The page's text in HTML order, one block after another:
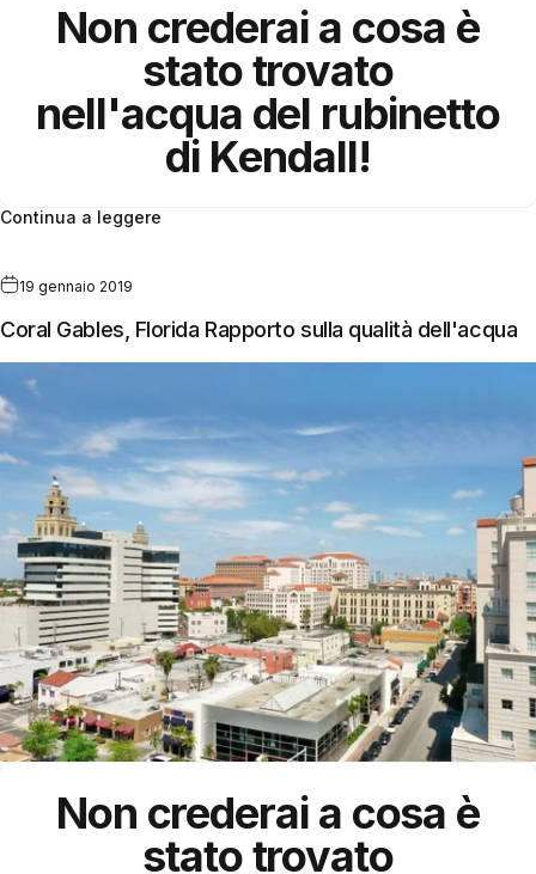
Non crederai a cosa è
stato trovato
nell'acqua del rubinetto
di Kendall!
Continua a leggere
19 gennaio 2019
Coral Gables, Florida Rapporto sulla qualità dell'acqua
Non crederai a cosa è
stato trovato